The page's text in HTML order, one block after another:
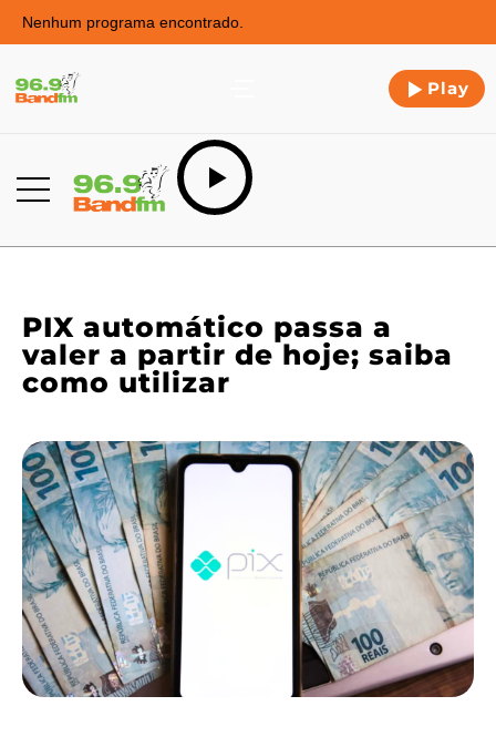
Nenhum programa encontrado.
Play
PIX automático passa a
valer a partir de hoje; saiba
como utilizar